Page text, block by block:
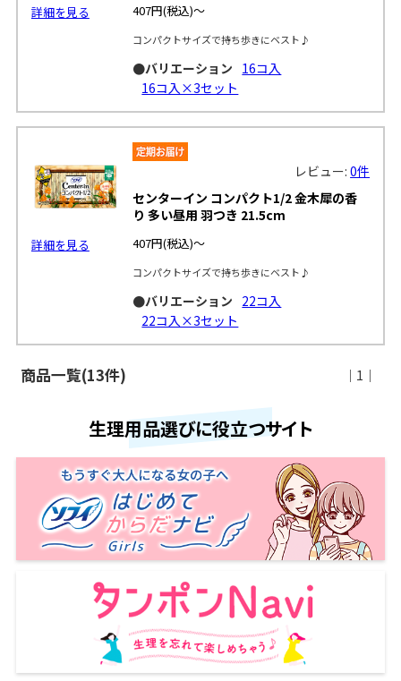
詳細を見る 407円(税込)～
コンパクトサイズで持ち歩きにベスト♪
●バリエーション 16コ入
16コ入×3セット
詳細を見る
レビュー:0件
センターイン コンパクト1/2 金木犀の香
り 多い昼用 羽つき 21.5cm
407円(税込)～
コンパクトサイズで持ち歩きにベスト♪
●バリエーション 22コ入
22コ入×3セット
商品一覧(13件) ｜1｜
生理用品選びに役立つサイト